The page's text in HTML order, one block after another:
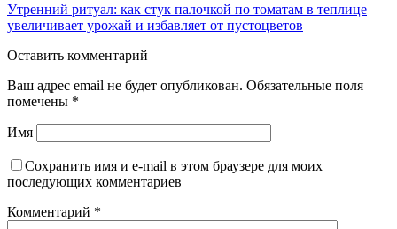
Утренний ритуал: как стук палочкой по томатам в теплице
увеличивает урожай и избавляет от пустоцветов
Оставить комментарий
Ваш адрес email не будет опубликован. Обязательные поля
помечены *
Имя
Сохранить имя и e-mail в этом браузере для моих
последующих комментариев
Комментарий *